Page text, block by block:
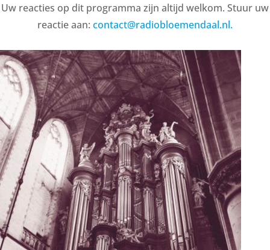
Uw reacties op dit programma zijn altijd welkom. Stuur uw
reactie aan: contact@radiobloemendaal.nl.